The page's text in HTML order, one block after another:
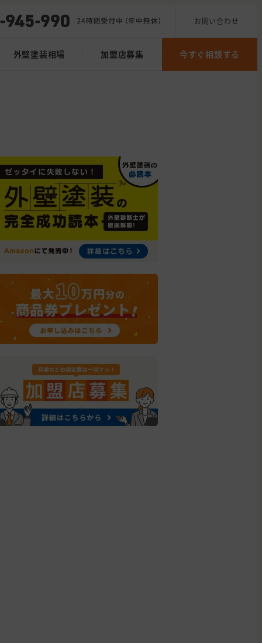
お問い合わせ
外壁塗装相場 加盟店募集 今すぐ相談する